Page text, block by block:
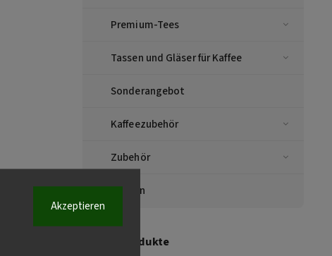
Akzeptieren
Premium-Tees
Tassen und Gläser für Kaffee
Sonderangebot
Kaffeezubehör
Zubehör
Marken
Top 10 Produkte